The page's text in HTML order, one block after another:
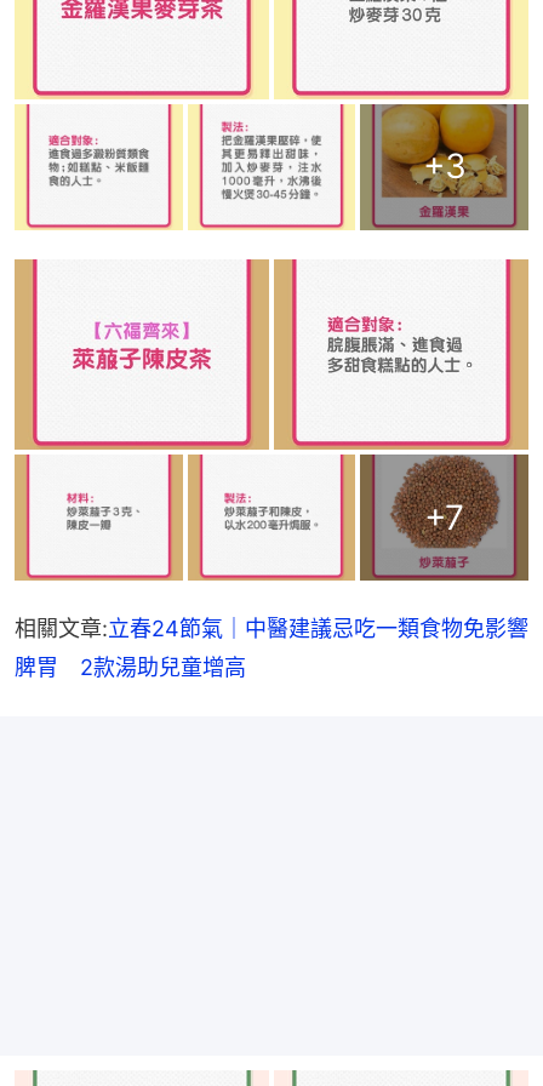
+3
+7
相關文章:立春24節氣｜中醫建議忌吃一類食物免影響
脾胃　2款湯助兒童增高